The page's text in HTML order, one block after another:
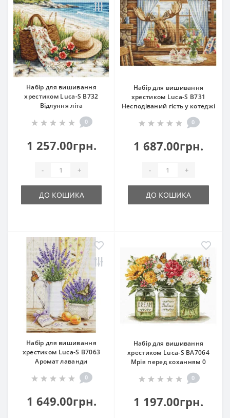
Набір для вишивання
хрестиком Luca-S B732
Відлуння літа
0
1 257.00грн.
- +
ДО КОШИКА
Набір для вишивання
хрестиком Luca-S B731
Несподіваний гість у котеджі
0
1 687.00грн.
- +
ДО КОШИКА
Набір для вишивання
хрестиком Luca-S B7063
Аромат лаванди
0
1 649.00грн.
Набір для вишивання
хрестиком Luca-S ВА7064
Мрія перед коханням 0
0
1 197.00грн.